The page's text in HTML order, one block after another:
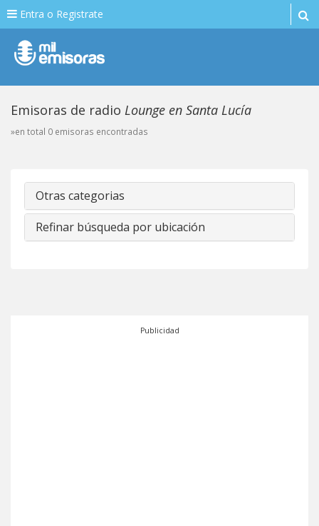
Entra o Registrate
Emisoras de radio Lounge en Santa Lucía
»en total 0 emisoras encontradas
Otras categorias
Refinar búsqueda por ubicación
Publicidad